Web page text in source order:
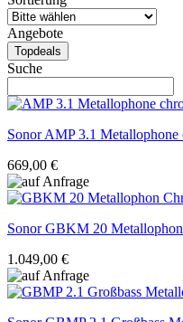
Angebote
Topdeals
Suche
SonorAMP 3.1 Metallophone
669,00 €
SonorGBKM 20
1.049,00 €